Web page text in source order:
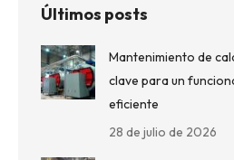
Últimos posts
Mantenimiento de
clave para un
eficiente
28 de julio de 2026